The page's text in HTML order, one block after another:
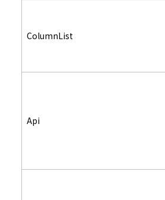
ColumnList
Api